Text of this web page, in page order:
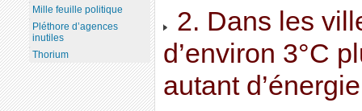
2. Dans les
d’environ 3°C
autant
Mille feuille politique
Pléthore d’agences
inutiles
Thorium